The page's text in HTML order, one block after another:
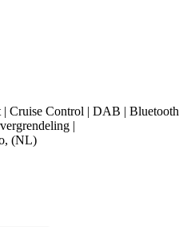
Cruise Control | DAB | Bluetooth
|
(NL)